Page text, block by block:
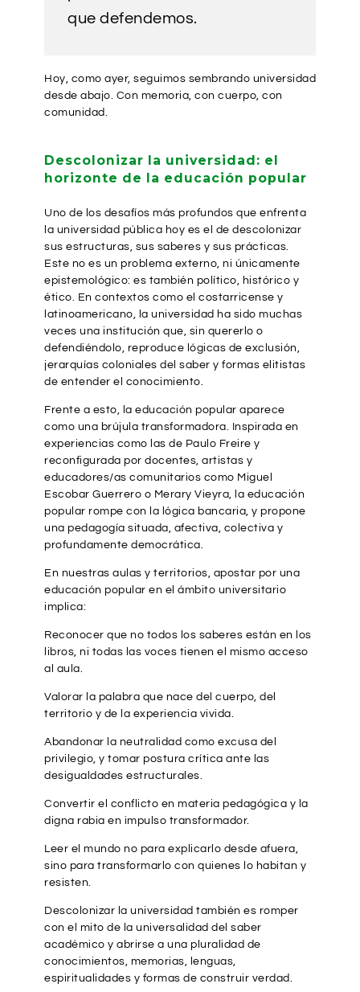
que defendemos.
Hoy, como ayer, seguimos sembrando universidad
desde abajo. Con memoria, con cuerpo, con
comunidad.
Descolonizar la universidad: el
horizonte de la educación popular
Uno de los desafíos más profundos que enfrenta
la universidad pública hoy es el de descolonizar
sus estructuras, sus saberes y sus prácticas.
Este no es un problema externo, ni únicamente
epistemológico: es también político, histórico y
ético. En contextos como el costarricense y
latinoamericano, la universidad ha sido muchas
veces una institución que, sin quererlo o
defendiéndolo, reproduce lógicas de exclusión,
jerarquías coloniales del saber y formas elitistas
de entender el conocimiento.
Frente a esto, la educación popular aparece
como una brújula transformadora. Inspirada en
experiencias como las de Paulo Freire y
reconfigurada por docentes, artistas y
educadores/as comunitarios como Miguel
Escobar Guerrero o Merary Vieyra, la educación
popular rompe con la lógica bancaria, y propone
una pedagogía situada, afectiva, colectiva y
profundamente democrática.
En nuestras aulas y territorios, apostar por una
educación popular en el ámbito universitario
implica:
Reconocer que no todos los saberes están en los
libros, ni todas las voces tienen el mismo acceso
al aula.
Valorar la palabra que nace del cuerpo, del
territorio y de la experiencia vivida.
Abandonar la neutralidad como excusa del
privilegio, y tomar postura crítica ante las
desigualdades estructurales.
Convertir el conflicto en materia pedagógica y la
digna rabia en impulso transformador.
Leer el mundo no para explicarlo desde afuera,
sino para transformarlo con quienes lo habitan y
resisten.
Descolonizar la universidad también es romper
con el mito de la universalidad del saber
académico y abrirse a una pluralidad de
conocimientos, memorias, lenguas,
espiritualidades y formas de construir verdad.